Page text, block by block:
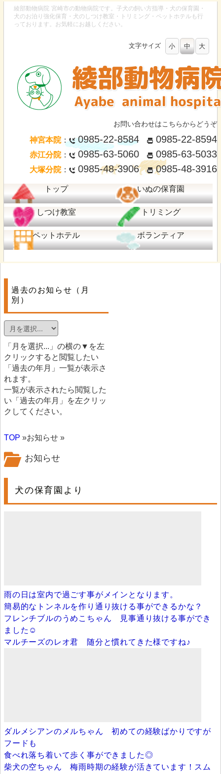
綾部動物病院 宮崎市の動物病院です。子犬の飼い方指導・犬の保育園・
犬のお泊り強化保育・犬のしつけ教室・トリミング・ペットホテルも行
っております。お気軽にお越しください。
文字サイズ 小 中 大
お問い合わせはこちらからどうぞ
神宮本院： 0985-22-8584 0985-22-8594
赤江分院： 0985-63-5060 0985-63-5033
大塚分院： 0985-48-3906 0985-48-3916
トップ いぬの保育園
しつけ教室 トリミング
ペットホテル ボランティア
過去のお知らせ（月
別）
「月を選択...」の横の▼を左
クリックすると閲覧したい
「過去の年月」一覧が表示さ
れます。
一覧が表示されたら閲覧した
い「過去の年月」を左クリッ
クしてください。
TOP »お知らせ »
お知らせ
犬の保育園より
雨の日は室内で過ごす事がメインとなります。
簡易的なトンネルを作り通り抜ける事ができるかな？
フレンチブルのうめこちゃん 見事通り抜ける事ができ
ました☺
マルチーズのレオ君 随分と慣れてきた様ですね♪
ダルメシアンのメルちゃん 初めての経験ばかりですが
フードも
食べれ落ち着いて歩く事ができました◎
柴犬の空ちゃん 梅雨時期の経験が活きています！スム